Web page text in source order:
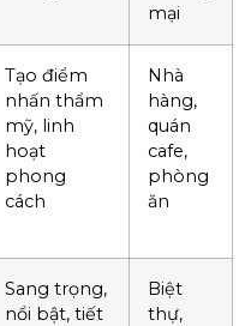
mại
Tạo điểm
nhấn thẩm
mỹ, linh
hoạt
phong
cách
Nhà
hàng,
quán
cafe,
phòng
ăn
Sang trọng,
nổi bật, tiết
Biệt
thự,